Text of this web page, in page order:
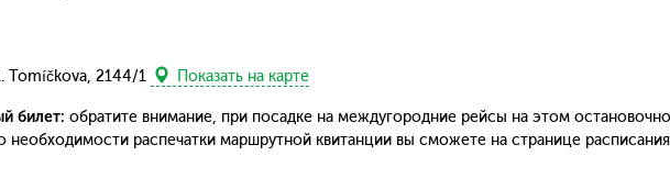
Tomíčkova, 2144/1 Показать на карте
билет: обратите внимание, при посадке на междугородние рейсы на этом
о необходимости распечатки маршрутной квитанции вы сможете на странице